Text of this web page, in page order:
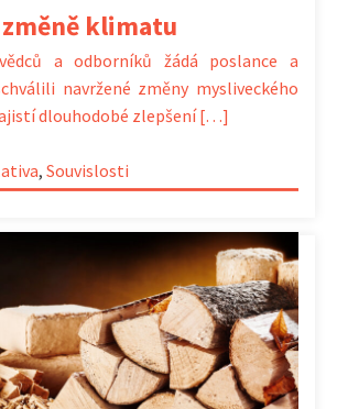
změně klimatu
a odborníků žádá poslance a
navržené změny mysliveckého
dlouhodobé zlepšení […]
, Souvislosti